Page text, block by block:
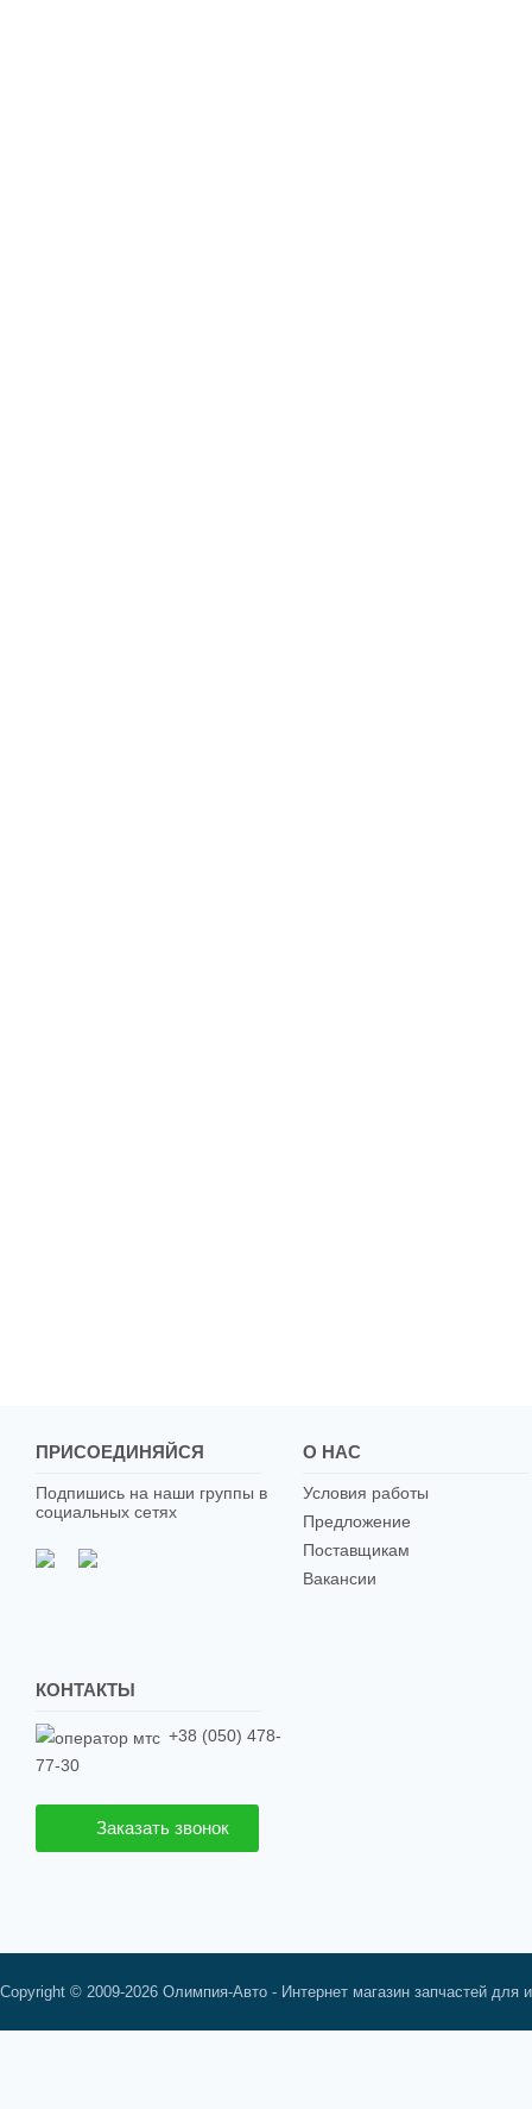
ПРИСОЕДИНЯЙСЯ
Подпишись на наши группы в
социальных сетях
О НАС
Условия работы
Предложение
Поставщикам
Вакансии
КОНТАКТЫ
+38 (050) 478-
77-30
Заказать звонок
Copyright © 2009-2026 Олимпия-Авто - Интернет магазин запчастей для